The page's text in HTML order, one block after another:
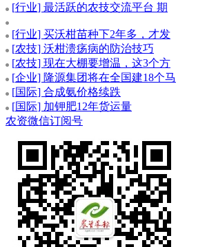
[行业] 最活跃的农技交流平台 期
[行业] 买沃柑苗种下2年多，才发
[农技] 沃柑溃疡病的防治技巧
[农技] 现在大棚要增温，这3个方
[企业] 隆源集团将在全国建18个马
[国际] 合成氨价格续跌
[国际] 加钾肥12年货运量
农资微信订阅号